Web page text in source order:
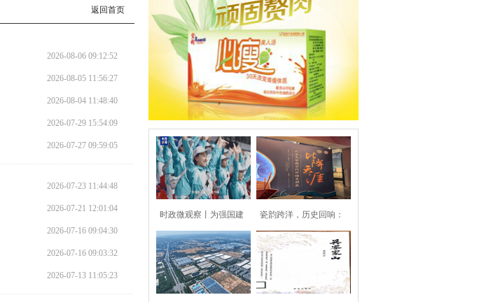
返回首页
2026-08-06 09:12:52
2026-08-05 11:56:27
2026-08-04 11:48:40
2026-07-29 15:54:09
2026-07-27 09:59:05
2026-07-23 11:44:48
2026-07-21 12:01:04
2026-07-16 09:04:30
2026-07-16 09:03:32
2026-07-13 11:05:23
时政微观察丨为强国建
设、民
瓷韵跨洋，历史回响：
“参观